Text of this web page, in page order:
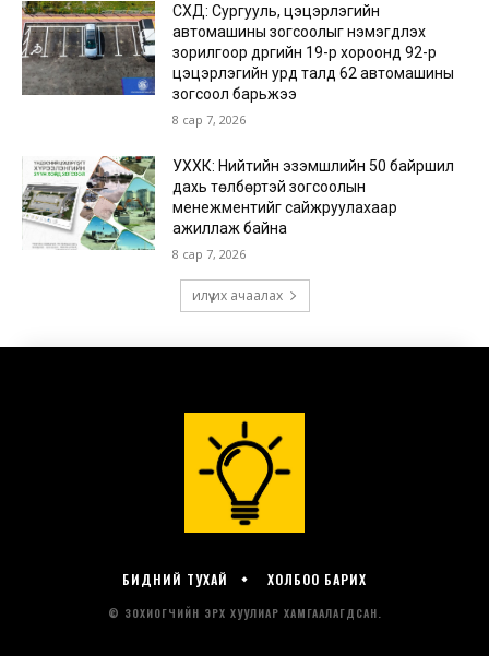
БИДНИЙ ТУХАЙ ХОЛБОО БАРИХ
© ЗОХИОГЧИЙН ЭРХ ХУУЛИАР ХАМГААЛАГДСАН.